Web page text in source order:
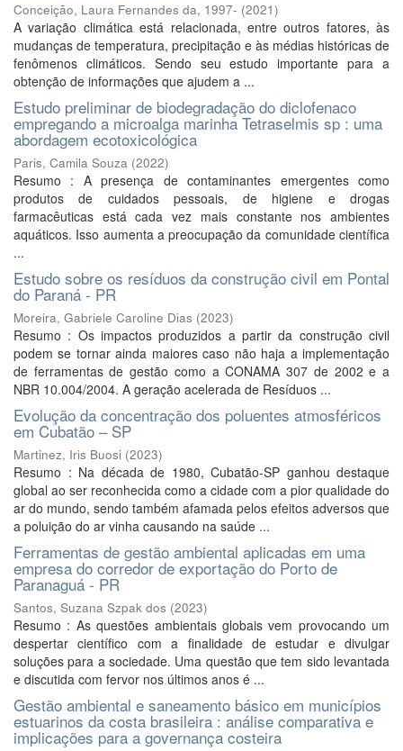
Conceição, Laura Fernandes da, 1997- (2021)
A variação climática está relacionada, entre outros fatores, às
mudanças de temperatura, precipitação e às médias históricas de
fenômenos climáticos. Sendo seu estudo importante para a
obtenção de informações que ajudem a ...
Estudo preliminar de biodegradação do diclofenaco
empregando a microalga marinha Tetraselmis sp : uma
abordagem ecotoxicológica
Paris, Camila Souza (2022)
Resumo : A presença de contaminantes emergentes como
produtos de cuidados pessoais, de higiene e drogas
farmacêuticas está cada vez mais constante nos ambientes
aquáticos. Isso aumenta a preocupação da comunidade científica
...
Estudo sobre os resíduos da construção civil em Pontal
do Paraná - PR
Moreira, Gabriele Caroline Dias (2023)
Resumo : Os impactos produzidos a partir da construção civil
podem se tornar ainda maiores caso não haja a implementação
de ferramentas de gestão como a CONAMA 307 de 2002 e a
NBR 10.004/2004. A geração acelerada de Resíduos ...
Evolução da concentração dos poluentes atmosféricos
em Cubatão – SP
Martinez, Iris Buosi (2023)
Resumo : Na década de 1980, Cubatão-SP ganhou destaque
global ao ser reconhecida como a cidade com a pior qualidade do
ar do mundo, sendo também afamada pelos efeitos adversos que
a poluição do ar vinha causando na saúde ...
Ferramentas de gestão ambiental aplicadas em uma
empresa do corredor de exportação do Porto de
Paranaguá - PR
Santos, Suzana Szpak dos (2023)
Resumo : As questões ambientais globais vem provocando um
despertar científico com a finalidade de estudar e divulgar
soluções para a sociedade. Uma questão que tem sido levantada
e discutida com fervor nos últimos anos é ...
Gestão ambiental e saneamento básico em municípios
estuarinos da costa brasileira : análise comparativa e
implicações para a governança costeira